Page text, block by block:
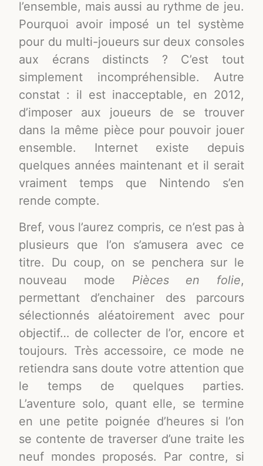
l’ensemble, mais aussi au rythme de jeu.
Pourquoi avoir imposé un tel système
pour du multi-joueurs sur deux consoles
aux écrans distincts ? C’est tout
simplement incompréhensible. Autre
constat : il est inacceptable, en 2012,
d’imposer aux joueurs de se trouver
dans la même pièce pour pouvoir jouer
ensemble. Internet existe depuis
quelques années maintenant et il serait
vraiment temps que Nintendo s’en
rende compte.
Bref, vous l’aurez compris, ce n’est pas à
plusieurs que l’on s’amusera avec ce
titre. Du coup, on se penchera sur le
nouveau mode Pièces en folie,
permettant d’enchainer des parcours
sélectionnés aléatoirement avec pour
objectif… de collecter de l’or, encore et
toujours. Très accessoire, ce mode ne
retiendra sans doute votre attention que
le temps de quelques parties.
L’aventure solo, quant elle, se termine
en une petite poignée d’heures si l’on
se contente de traverser d’une traite les
neuf mondes proposés. Par contre, si